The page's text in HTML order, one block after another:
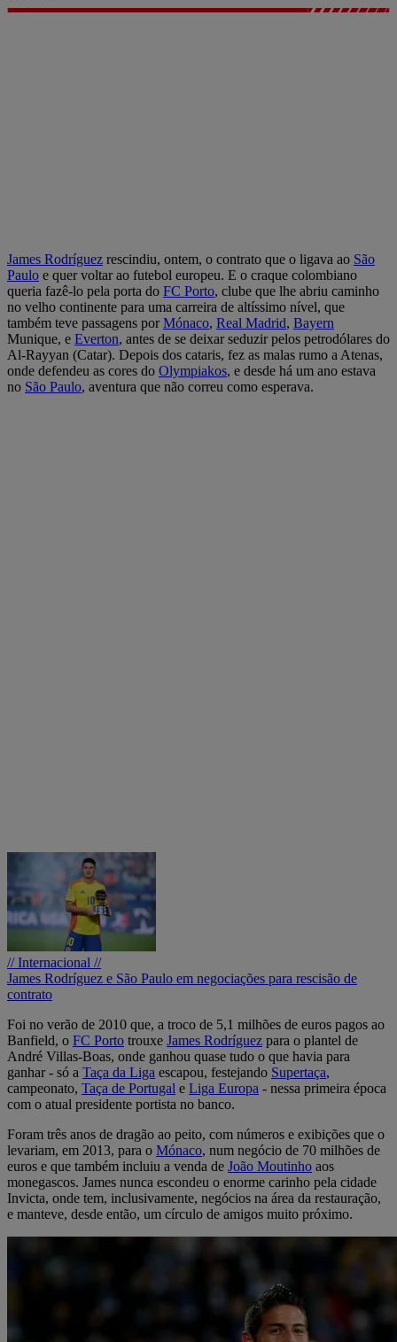
James Rodríguez rescindiu, ontem, o contrato que o ligava ao São
Paulo e quer voltar ao futebol europeu. E o craque colombiano
queria fazê-lo pela porta do FC Porto, clube que lhe abriu caminho
no velho continente para uma carreira de altíssimo nível, que
também teve passagens porMónaco, Real Madrid, Bayern
Munique, e Everton, antes de se deixar seduzir pelos petrodólares do
Al-Rayyan (Catar). Depois dos cataris, fez as malas rumo a Atenas,
onde defendeu as cores do Olympiakos, e desde há um ano estava
no São Paulo, aventura que não correu como esperava.
// Internacional //
James Rodríguez e São Paulo em negociações para rescisão de
contrato
Foi no verão de 2010 que, a troco de 5,1 milhões de euros pagos ao
Banfield, o FC Porto trouxe James Rodríguez para o plantel de
André Villas-Boas, onde ganhou quase tudo o que havia para
ganhar - só a Taça da Liga escapou, festejando Supertaça,
campeonato, Taça de Portugal e Liga Europa - nessa primeira época
com o atual presidente portista no banco.
Foram três anos de dragão ao peito, com números e exibições que o
levariam, em 2013, para o Mónaco, num negócio de 70 milhões de
euros e que também incluiu a venda de João Moutinho aos
monegascos. James nunca escondeu o enorme carinho pela cidade
Invicta, onde tem, inclusivamente, negócios na área da restauração,
e manteve, desde então, um círculo de amigos muito próximo.